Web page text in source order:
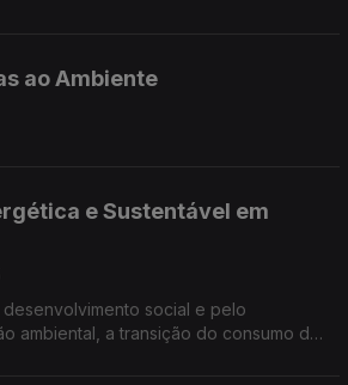
ao Ambiente
e Sustentável em
social e pelo
ambiental, a transição do consumo de